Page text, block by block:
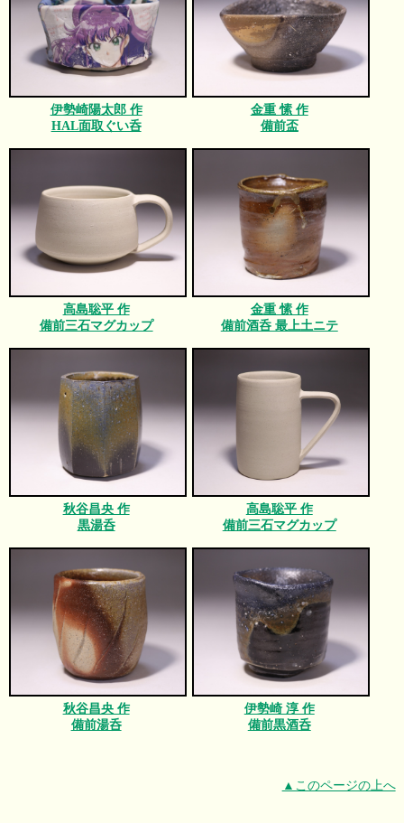
伊勢崎陽太郎 作
HAL面取ぐい呑
金重 愫 作
備前盃
高島聡平 作
備前三石マグカップ
金重 愫 作
備前酒呑 最上土ニテ
秋谷昌央 作
黒湯呑
高島聡平 作
備前三石マグカップ
秋谷昌央 作
備前湯呑
伊勢崎 淳 作
備前黒酒呑
▲このページの上へ